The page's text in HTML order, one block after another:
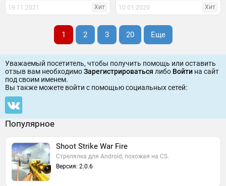
19.11.2021 Хит 10.01.2020 Хит
1 2 3 20 Еще
Уважаемый посетитель, чтобы получить помощь или оставить
отзыв вам необходимоЗарегистрироваться либо Войти на сайт
под своим именем.
Вы также можете войти c помощью социальных сетей:
Популярное
Shoot Strike War Fire
Стрелялка для Android, похожая на CS.
Версия: 2.0.6